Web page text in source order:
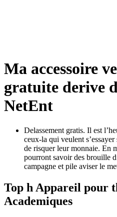
Ma accessoire
gratuite derive
NetEnt
Delassement gratis. Il est
ceux-la qui veulent
de risquer leur monnaie. En
pourront savoir des brouille
campagne et pile aviser le
Top h Appareil pour
Academiques